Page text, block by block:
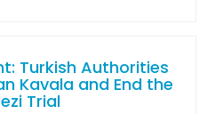
Turkish Authorities
Kavala and End the
Trial